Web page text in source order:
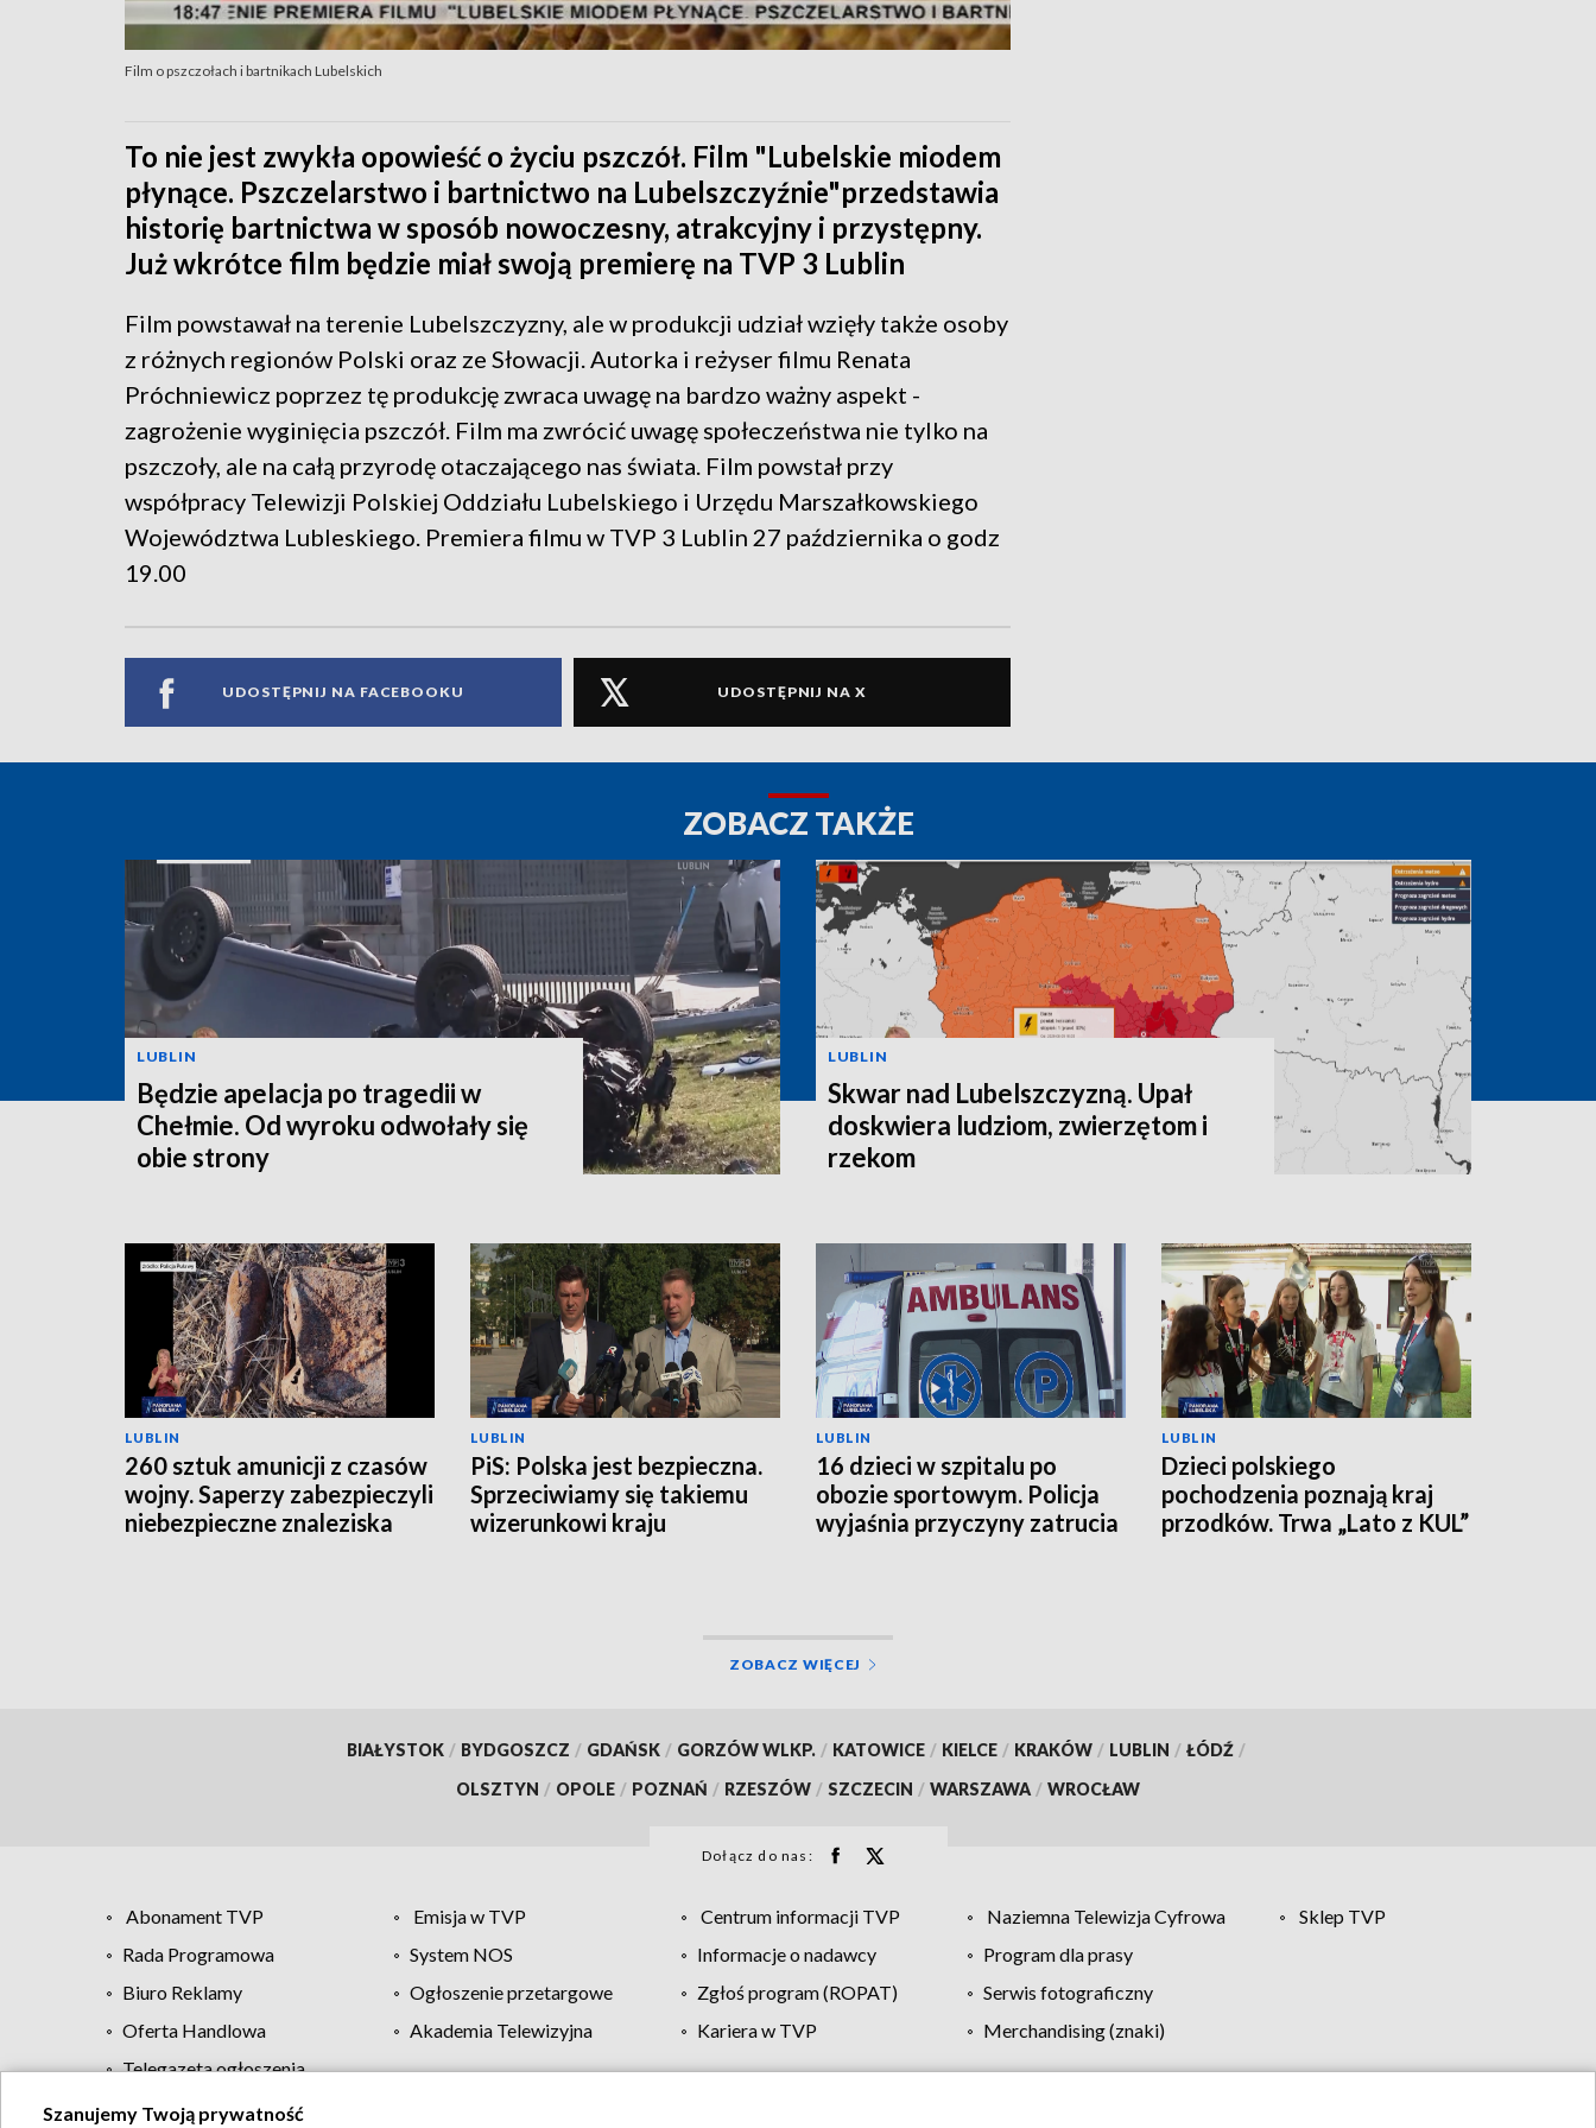
Film o pszczołach i bartnikach Lubelskich
To nie jest zwykła opowieść o życiu pszczół. Film "Lubelskie miodem
płynące. Pszczelarstwo i bartnictwo na Lubelszczyźnie"przedstawia
historię bartnictwa w sposób nowoczesny, atrakcyjny i przystępny.
Już wkrótce film będzie miał swoją premierę na TVP 3 Lublin
Film powstawał na terenie Lubelszczyzny, ale w produkcji udział wzięły także osoby
z różnych regionów Polski oraz ze Słowacji. Autorka i reżyser filmu Renata
Próchniewicz poprzez tę produkcję zwraca uwagę na bardzo ważny aspekt -
zagrożenie wyginięcia pszczół. Film ma zwrócić uwagę społeczeństwa nie tylko na
pszczoły, ale na całą przyrodę otaczającego nas świata. Film powstał przy
współpracy Telewizji Polskiej Oddziału Lubelskiego i Urzędu Marszałkowskiego
Województwa Lubleskiego. Premiera filmu w TVP 3 Lublin 27 października o godz
19.00
UDOSTĘPNIJ NA FACEBOOKU UDOSTĘPNIJ NA X
ZOBACZ TAKŻE
LUBLIN
Będzie apelacja po tragedii w
Chełmie. Od wyroku odwołały się
obie strony
LUBLIN
Skwar nad Lubelszczyzną. Upał
doskwiera ludziom, zwierzętom i
rzekom
LUBLIN
260 sztuk amunicji z czasów
wojny. Saperzy zabezpieczyli
niebezpieczne znaleziska
LUBLIN
PiS: Polska jest bezpieczna.
Sprzeciwiamy się takiemu
wizerunkowi kraju
LUBLIN
16 dzieci w szpitalu po
obozie sportowym. Policja
wyjaśnia przyczyny zatrucia
LUBLIN
Dzieci polskiego
pochodzenia poznają kraj
przodków. Trwa „Lato z KUL”
ZOBACZ WIĘCEJ
BIAŁYSTOK / BYDGOSZCZ / GDAŃSK / GORZÓW WLKP. / KATOWICE / KIELCE / KRAKÓW / LUBLIN / ŁÓDŹ /
OLSZTYN / OPOLE / POZNAŃ / RZESZÓW / SZCZECIN / WARSZAWA / WROCŁAW
Dołącz do nas:
Abonament TVP Emisja w TVP Centrum informacji TVP Naziemna Telewizja Cyfrowa
Sklep TVP
Rada Programowa
System NOS Informacje o nadawcy
Program dla prasy
Biuro Reklamy
Ogłoszenie przetargowe Zgłoś program (ROPAT)
Serwis fotograficzny
Oferta Handlowa
Akademia Telewizyjna Kariera w TVP
Merchandising (znaki)
Telegazeta ogłoszenia
Szanujemy Twoją prywatność